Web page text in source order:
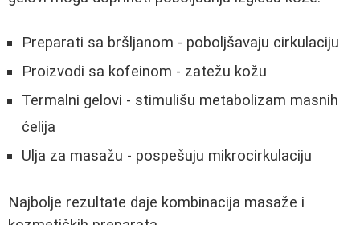
Preparati sa bršljanom - poboljšavaju cirkulaciju
Proizvodi sa kofeinom - zatežu kožu
Termalni gelovi - stimulišu metabolizam masnih
ćelija
Ulja za masažu - pospešuju mikrocirkulaciju
Najbolje rezultate daje kombinacija masaže i